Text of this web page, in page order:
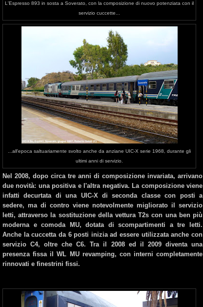
L'Espresso 893 in sosta a Soverato, con la composizione di nuovo potenziata con il
servizio cuccette...
...all'epoca saltuariamente svolto anche da anziane UIC-X serie 1968, durante gli
ultimi anni di servizio.
Nel 2008, dopo circa tre anni di composizione invariata, arrivano
due novità: una positiva e l'altra negativa. La composizione viene
infatti decurtata di una UIC-X di seconda classe con posti a
sedere, ma di contro viene notevolmente migliorato il servizio
letti, attraverso la sostituzione della vettura T2s con una ben più
moderna e comoda MU, dotata di scompartimenti a tre letti.
Anche la cuccetta da 6 posti inizia ad essere utilizzata anche con
servizio C4, oltre che C6. Tra il 2008 ed il 2009 diventa una
presenza fissa il WL MU revamping, con interni completamente
rinnovati e finestrini fissi.